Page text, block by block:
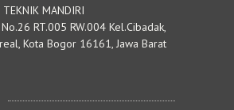
MANDIRI
RT.005 RW.004 Kel.Cibadak,
Kota Bogor 16161, Jawa Barat